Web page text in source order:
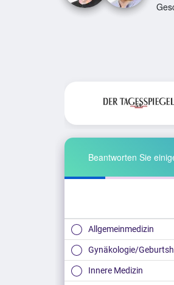
Beantworten Sie
Allgemeinmedizin
Gynäkologie/
Innere Medizin